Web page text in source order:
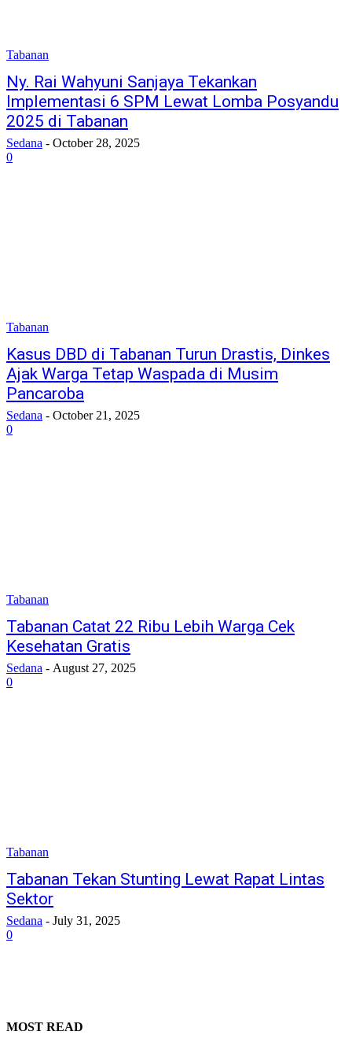
Tabanan
Ny. Rai Wahyuni Sanjaya Tekankan
Implementasi 6 SPM Lewat Lomba Posyandu
2025 di Tabanan
Sedana - October 28, 2025
0
Tabanan
Kasus DBD di Tabanan Turun Drastis, Dinkes
Ajak Warga Tetap Waspada di Musim
Pancaroba
Sedana - October 21, 2025
0
Tabanan
Tabanan Catat 22 Ribu Lebih Warga Cek
Kesehatan Gratis
Sedana - August 27, 2025
0
Tabanan
Tabanan Tekan Stunting Lewat Rapat Lintas
Sektor
Sedana - July 31, 2025
0
MOST READ